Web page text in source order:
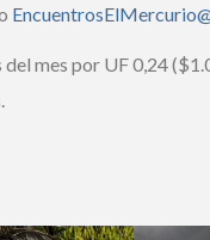
mes por UF 0,24